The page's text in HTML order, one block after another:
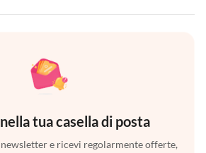
tua casella di posta
e ricevi regolarmente offerte,